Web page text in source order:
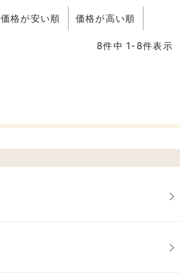
価格が安い順 価格が高い順
8件中 1-8件表示